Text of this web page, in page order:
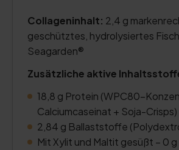
Collageninhalt: 2,4 g
geschütztes, hydrolysiertes
Seagarden®
Zusätzliche aktive
18,8 g Protein (WPC80-
Calciumcaseinat + Soja-Crisps)
2,84 g Ballaststoffe
Mit Xylit und Maltit gesüßt – 0